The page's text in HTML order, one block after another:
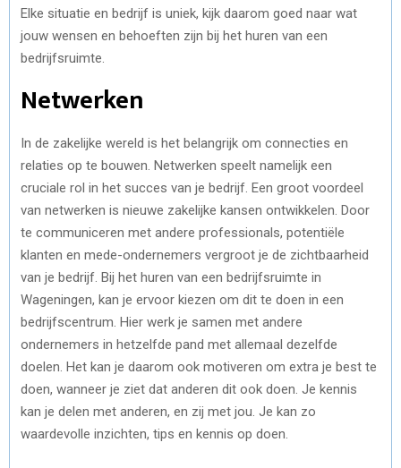
Elke situatie en bedrijf is uniek, kijk daarom goed naar wat
jouw wensen en behoeften zijn bij het huren van een
bedrijfsruimte.
Netwerken
In de zakelijke wereld is het belangrijk om connecties en
relaties op te bouwen. Netwerken speelt namelijk een
cruciale rol in het succes van je bedrijf. Een groot voordeel
van netwerken is nieuwe zakelijke kansen ontwikkelen. Door
te communiceren met andere professionals, potentiële
klanten en mede-ondernemers vergroot je de zichtbaarheid
van je bedrijf. Bij het huren van een bedrijfsruimte in
Wageningen, kan je ervoor kiezen om dit te doen in een
bedrijfscentrum. Hier werk je samen met andere
ondernemers in hetzelfde pand met allemaal dezelfde
doelen. Het kan je daarom ook motiveren om extra je best te
doen, wanneer je ziet dat anderen dit ook doen. Je kennis
kan je delen met anderen, en zij met jou. Je kan zo
waardevolle inzichten, tips en kennis op doen.